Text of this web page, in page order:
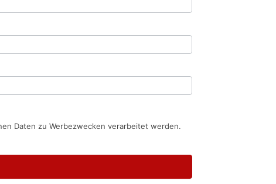
Daten zu Werbezwecken verarbeitet werden.